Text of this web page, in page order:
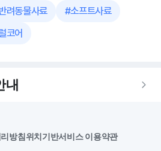
려동물사료 #소프트사료
코어
내
방침위치기반서비스 이용약관